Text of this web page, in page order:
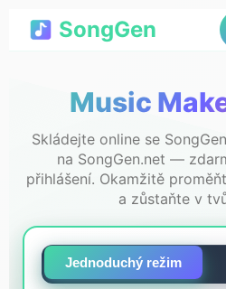
SongGen
Music
Skládejte online se
na SongGen.net —
přihlášení. Okamžitě
a zůstaňte v
Jednoduchý režim